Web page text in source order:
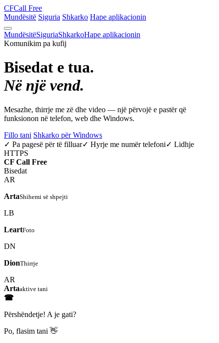
CFCall Free
Mundësitë Siguria Shkarko Hape aplikacionin
MundësitëSiguriaShkarkoHape aplikacionin
Komunikim pa kufij
Bisedat e tua.
Në një vend.
Mesazhe, thirrje me zë dhe video — një përvojë e pastër që
funksionon në telefon, web dhe Windows.
Fillo tani Shkarko për Windows
✓ Pa pagesë për të filluar✓ Hyrje me numër telefoni✓ Lidhje
HTTPS
CF Call Free
Bisedat
AR
ArtaShihemi së shpejti
LB
LeartFoto
DN
DionThirrje
AR
Artaaktive tani
☎
Përshëndetje! A je gati?
Po, flasim tani 👋